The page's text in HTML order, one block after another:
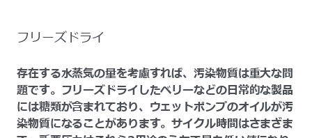
フリーズドライ
存在する水蒸気の量を考慮すれば、汚染物質は重大な問
題です。フリーズドライしたベリーなどの日常的な製品
には糖類が含まれており、ウェットポンプのオイルが汚
染物質になることがあります。サイクル時間はさまざま